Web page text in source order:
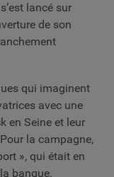
lancé sur
de son
qui imaginent
avec une
en Seine et leur
la campagne,
», qui était en
banque.